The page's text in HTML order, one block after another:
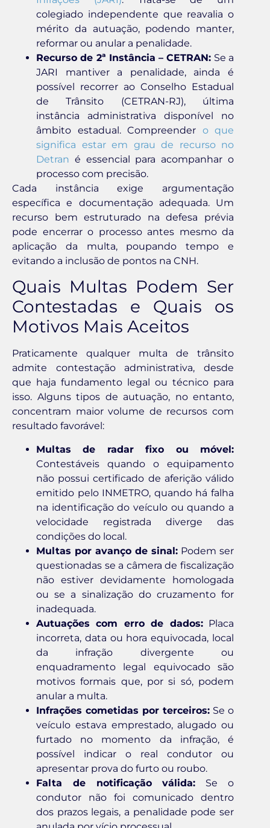
colegiado independente que reavalia o
mérito da autuação, podendo manter,
reformar ou anular a penalidade.
Recurso de 2ª Instância – CETRAN: Se a
JARI mantiver a penalidade, ainda é
possível recorrer ao Conselho Estadual
de Trânsito (CETRAN-RJ), última
instância administrativa disponível no
âmbito estadual. Compreender o que
significa estar em grau de recurso no
Detran é essencial para acompanhar o
processo com precisão.
Cada instância exige argumentação
específica e documentação adequada. Um
recurso bem estruturado na defesa prévia
pode encerrar o processo antes mesmo da
aplicação da multa, poupando tempo e
evitando a inclusão de pontos na CNH.
Quais Multas Podem Ser
Contestadas e Quais os
Motivos Mais Aceitos
Praticamente qualquer multa de trânsito
admite contestação administrativa, desde
que haja fundamento legal ou técnico para
isso. Alguns tipos de autuação, no entanto,
concentram maior volume de recursos com
resultado favorável:
Multas de radar fixo ou móvel:
Contestáveis quando o equipamento
não possui certificado de aferição válido
emitido pelo INMETRO, quando há falha
na identificação do veículo ou quando a
velocidade registrada diverge das
condições do local.
Multas por avanço de sinal: Podem ser
questionadas se a câmera de fiscalização
não estiver devidamente homologada
ou se a sinalização do cruzamento for
inadequada.
Autuações com erro de dados:Placa
incorreta, data ou hora equivocada, local
da infração divergente ou
enquadramento legal equivocado são
motivos formais que, por si só, podem
anular a multa.
Infrações cometidas por terceiros: Se o
veículo estava emprestado, alugado ou
furtado no momento da infração, é
possível indicar o real condutor ou
apresentar prova do furto ou roubo.
Falta de notificação válida: Se o
condutor não foi comunicado dentro
dos prazos legais, a penalidade pode ser